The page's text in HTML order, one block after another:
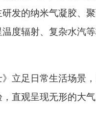
发的纳米气凝胶、
度辐射、复杂水汽
立足日常生活场景
直观呈现无形的大